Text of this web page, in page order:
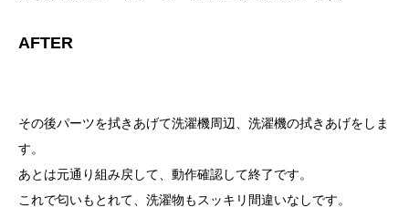
AFTER
その後パーツを拭きあげて洗濯機周辺、洗濯機の拭きあげをしま
す。
あとは元通り組み戻して、動作確認して終了です。
これで匂いもとれて、洗濯物もスッキリ間違いなしです。